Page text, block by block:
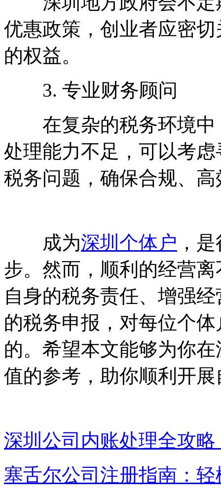
优惠政策，创业者应密
的权益。
3. 专业财务顾问
在复杂的税务环境中
处理能力不足，可以考
税务问题，确保合规、
成为深圳个体户 ，
步。然而，顺利的经营
自身的税务责任、增强
的税务申报，对每位个
的。希望本文能够为你
值的参考，助你顺利开
深圳公司内账处理全攻
塞舌尔公司注册指南：